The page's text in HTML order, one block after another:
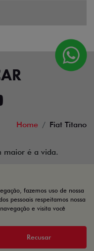
Home Fiat Titano
maior é a vida.
LTDA
® Direitos Reservados.
fazemos uso de nossa
pessoais respeitamos nossa
e visita você
Recusar